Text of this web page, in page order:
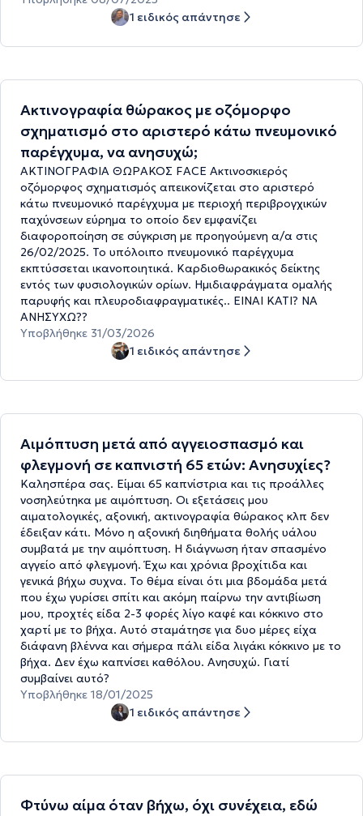
1 ειδικός απάντησε
Ακτινογραφία θώρακος με οζόμορφο
σχηματισμό στο αριστερό κάτω πνευμονικό
παρέγχυμα, να ανησυχώ;
ΑΚΤΙΝΟΓΡΑΦΙΑ ΘΩΡΑΚΟΣ FACE Ακτινοσκιερός
οζόμορφος σχηματισμός απεικονίζεται στο αριστερό
κάτω πνευμονικό παρέγχυμα με περιοχή περιβρογχικών
παχύνσεων εύρημα το οποίο δεν εμφανίζει
διαφοροποίηση σε σύγκριση με προηγούμενη α/α στις
26/02/2025. Το υπόλοιπο πνευμονικό παρέγχυμα
εκπτύσσεται ικανοποιητικά. Καρδιοθωρακικός δείκτης
εντός των φυσιολογικών ορίων. Ημιδιαφράγματα ομαλής
παρυφής και πλευροδιαφραγματικές.. ΕΙΝΑΙ ΚΑΤΙ? ΝΑ
ΑΝΗΣΥΧΩ??
Υποβλήθηκε 31/03/2026
1 ειδικός απάντησε
Αιμόπτυση μετά από αγγειοσπασμό και
φλεγμονή σε καπνιστή 65 ετών: Ανησυχίες?
Καλησπέρα σας. Είμαι 65 καπνίστρια και τις προάλλες
νοσηλεύτηκα με αιμόπτυση. Οι εξετάσεις μου
αιματολογικές, αξονική, ακτινογραφία θώρακος κλπ δεν
έδειξαν κάτι. Μόνο η αξονική διηθήματα θολής υάλου
συμβατά με την αιμόπτυση. Η διάγνωση ήταν σπασμένο
αγγείο από φλεγμονή. Έχω και χρόνια βροχίτιδα και
γενικά βήχω συχνα. Το θέμα είναι ότι μια βδομάδα μετά
που έχω γυρίσει σπίτι και ακόμη παίρνω την αντιβίωση
μου, προχτές είδα 2-3 φορές λίγο καφέ και κόκκινο στο
χαρτί με το βήχα. Αυτό σταμάτησε για δυο μέρες είχα
διάφανη βλέννα και σήμερα πάλι είδα λιγάκι κόκκινο με το
βήχα. Δεν έχω καπνίσει καθόλου. Ανησυχώ. Γιατί
συμβαίνει αυτό?
Υποβλήθηκε 18/01/2025
1 ειδικός απάντησε
Φτύνω αίμα όταν βήχω, όχι συνέχεια, εδώ